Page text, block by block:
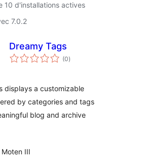
10 d'installations actives
7.0.2
Dreamy Tags
(0notes
en
)
displays a customizable
by categories and tags
blog and archive
Moten III